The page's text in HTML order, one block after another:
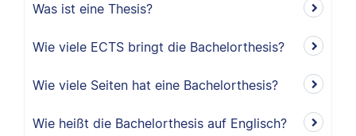
Was ist eine Thesis?
Wie viele ECTS bringt die Bachelorthesis?
Wie viele Seiten hat eine Bachelorthesis?
Wie heißt die Bachelorthesis auf Englisch?